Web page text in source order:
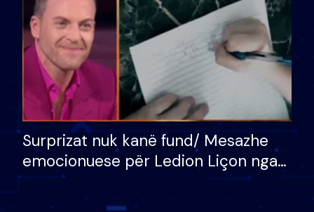
Surprizat nuk kanë fund/ Mesazhe
emocionuese për Ledion Liçon nga
nëna dhe fëmijët e tij, moderatori
nuk i mban dot lotët: Nuk meritoj…